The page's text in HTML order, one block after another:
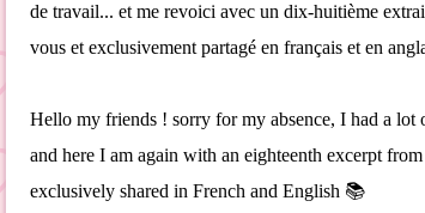
de travail... et me revoici avec un dix-huitième
vous et exclusivement partagé en français et en
Hello my friends ! sorry for my absence, I had a
and here I am again with an eighteenth excerpt
exclusively shared in French and English 📚